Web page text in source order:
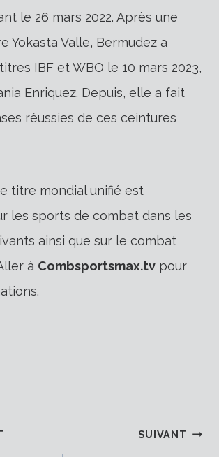
le 26 mars 2022. Après une
Yokasta Valle, Bermudez a
IBF et WBO le 10 mars 2023,
Enriquez. Depuis, elle a fait
réussies de ces ceintures
titre mondial unifié est
les sports de combat dans les
ainsi que sur le combat
à Combsportsmax.tv pour
SUIVANT